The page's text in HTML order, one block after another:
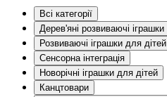
Всі категорії
Дерев'яні розвиваючі іграшки
Розвиваючі іграшки для дітей
Сенсорна інтеграція
Новорічні іграшки для дітей
Канцтовари